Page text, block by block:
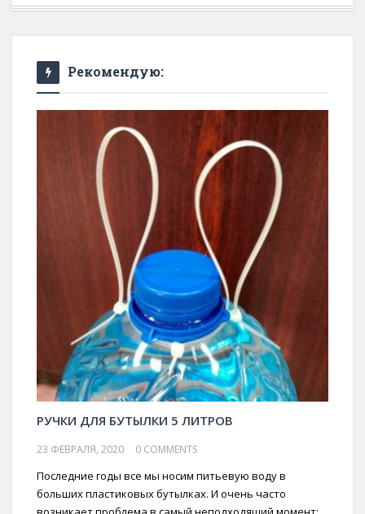
Рекомендую:
РУЧКИ ДЛЯ БУТЫЛКИ 5 ЛИТРОВ
23 ФЕВРАЛЯ, 2020 0 COMMENTS
Последние годы все мы носим питьевую воду в
больших пластиковых бутылках. И очень часто